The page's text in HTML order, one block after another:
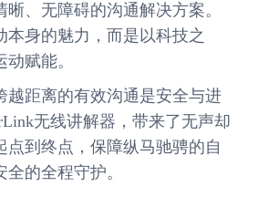
、无障碍的沟通解决方案。
本身的魅力，而是以科技之
赋能。
越距离的有效沟通是安全与进
无线讲解器，带来了无声却
点到终点，保障纵马驰骋的自
的全程守护。